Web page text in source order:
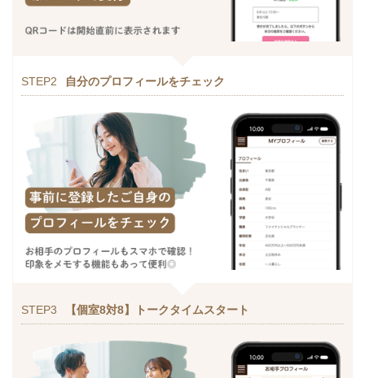
STEP2 自分のプロフィールをチェック
STEP3 【個室8対8】トークタイムスタート